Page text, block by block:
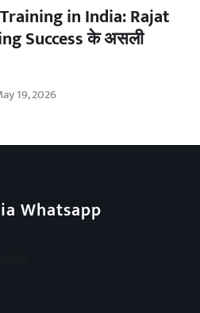
in India: Rajat
Success के असली
19, 2026
Whatsapp